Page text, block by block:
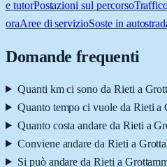
e tutorPostazioni sul percorso
oraAree di servizioSoste in
Domande frequenti
Quanti km ci sono da Rieti a
Quanto tempo ci vuole da Rieti a
Quanto costa andare da Rieti a
Conviene andare da Rieti a
Si può andare da Rieti a